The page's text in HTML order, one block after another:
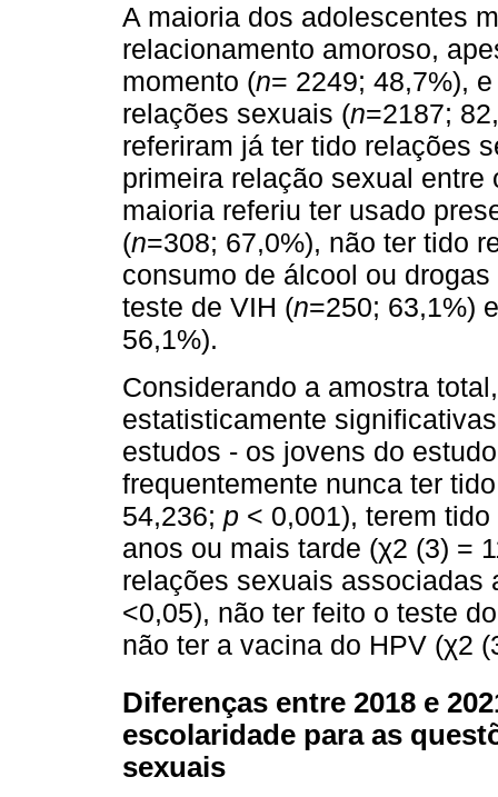
A maioria dos adolescentes
relacionamento amoroso,
momento (n= 2249; 48,7%),
relações sexuais (n=2187;
referiram já ter tido relações
primeira relação sexual entre
maioria referiu ter usado
(n=308; 67,0%), não ter tido
consumo de álcool ou
teste de VIH (n=250; 63,1%)
56,1%).
Considerando a amostra
estatisticamente
estudos - os jovens do
frequentemente nunca ter
54,236; p < 0,001), terem
anos ou mais tarde (χ2 (3) =
relações sexuais
<0,05), não ter feito o teste
não ter a vacina do HPV (χ2
Diferenças entre 2018 e
escolaridade para as
sexuais